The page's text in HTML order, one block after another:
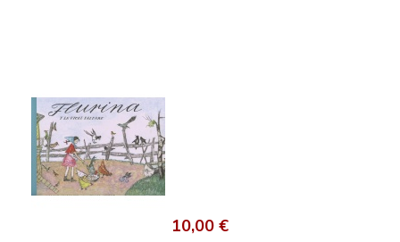
10,00 €